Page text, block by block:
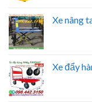
Xe nâng
Xe đẩy